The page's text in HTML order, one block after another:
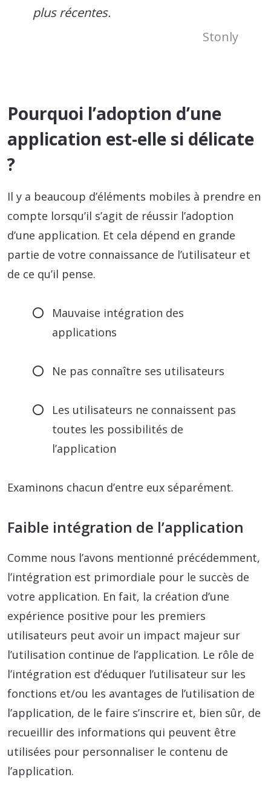
plus récentes.
Stonly
Pourquoi l’adoption d’une
application est-elle si délicate
?
Il y a beaucoup d’éléments mobiles à prendre en
compte lorsqu’il s’agit de réussir l’adoption
d’une application. Et cela dépend en grande
partie de votre connaissance de l’utilisateur et
de ce qu’il pense.
Mauvaise intégration des
applications
Ne pas connaître ses utilisateurs
Les utilisateurs ne connaissent pas
toutes les possibilités de
l’application
Examinons chacun d’entre eux séparément.
Faible intégration de l’application
Comme nous l’avons mentionné précédemment,
l’intégration est primordiale pour le succès de
votre application. En fait, la création d’une
expérience positive pour les premiers
utilisateurs peut avoir un impact majeur sur
l’utilisation continue de l’application. Le rôle de
l’intégration est d’éduquer l’utilisateur sur les
fonctions et/ou les avantages de l’utilisation de
l’application, de le faire s’inscrire et, bien sûr, de
recueillir des informations qui peuvent être
utilisées pour personnaliser le contenu de
l’application.